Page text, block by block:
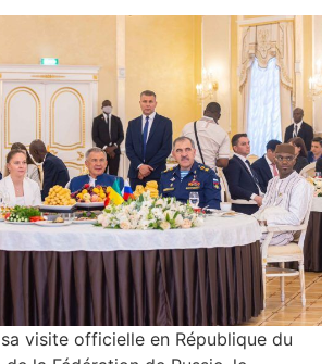
visite officielle en République du